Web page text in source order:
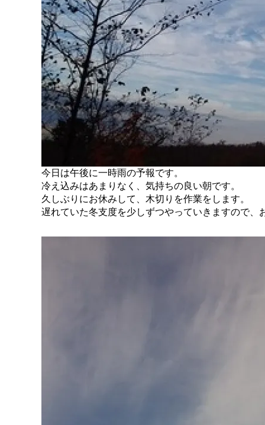
今日は午後に一時雨の予報です。
冷え込みはあまりなく、気持ちの良い朝です。
久しぶりにお休みして、木切りを作業をします。
遅れていた冬支度を少しずつやっていきますので、